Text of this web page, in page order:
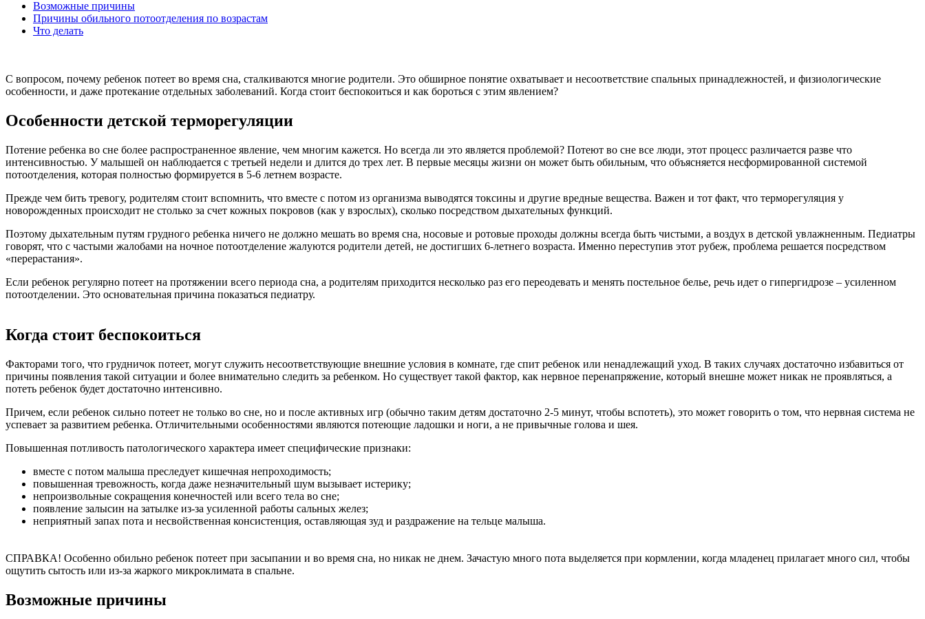
Возможные причины
Причины обильного потоотделения по возрастам
Что делать
С вопросом, почему ребенок потеет во время сна, сталкиваются многие родители. Это обширное понятие охватывает и несоответствие спальных принадлежностей, и физиологические
особенности, и даже протекание отдельных заболеваний. Когда стоит беспокоиться и как бороться с этим явлением?
Особенности детской терморегуляции
Потение ребенка во сне более распространенное явление, чем многим кажется. Но всегда ли это является проблемой? Потеют во сне все люди, этот процесс различается разве что
интенсивностью. У малышей он наблюдается с третьей недели и длится до трех лет. В первые месяцы жизни он может быть обильным, что объясняется несформированной системой
потоотделения, которая полностью формируется в 5-6 летнем возрасте.
Прежде чем бить тревогу, родителям стоит вспомнить, что вместе с потом из организма выводятся токсины и другие вредные вещества. Важен и тот факт, что терморегуляция у
новорожденных происходит не столько за счет кожных покровов (как у взрослых), сколько посредством дыхательных функций.
Поэтому дыхательным путям грудного ребенка ничего не должно мешать во время сна, носовые и ротовые проходы должны всегда быть чистыми, а воздух в детской увлажненным. Педиатры
говорят, что с частыми жалобами на ночное потоотделение жалуются родители детей, не достигших 6-летнего возраста. Именно переступив этот рубеж, проблема решается посредством
«перерастания».
Если ребенок регулярно потеет на протяжении всего периода сна, а родителям приходится несколько раз его переодевать и менять постельное белье, речь идет о гипергидрозе – усиленном
потоотделении. Это основательная причина показаться педиатру.
Когда стоит беспокоиться
Факторами того, что грудничок потеет, могут служить несоответствующие внешние условия в комнате, где спит ребенок или ненадлежащий уход. В таких случаях достаточно избавиться от
причины появления такой ситуации и более внимательно следить за ребенком. Но существует такой фактор, как нервное перенапряжение, который внешне может никак не проявляться, а
потеть ребенок будет достаточно интенсивно.
Причем, если ребенок сильно потеет не только во сне, но и после активных игр (обычно таким детям достаточно 2-5 минут, чтобы вспотеть), это может говорить о том, что нервная система не
успевает за развитием ребенка. Отличительными особенностями являются потеющие ладошки и ноги, а не привычные голова и шея.
Повышенная потливость патологического характера имеет специфические признаки:
вместе с потом малыша преследует кишечная непроходимость;
повышенная тревожность, когда даже незначительный шум вызывает истерику;
непроизвольные сокращения конечностей или всего тела во сне;
появление залысин на затылке из-за усиленной работы сальных желез;
неприятный запах пота и несвойственная консистенция, оставляющая зуд и раздражение на тельце малыша.
СПРАВКА! Особенно обильно ребенок потеет при засыпании и во время сна, но никак не днем. Зачастую много пота выделяется при кормлении, когда младенец прилагает много сил, чтобы
ощутить сытость или из-за жаркого микроклимата в спальне.
Возможные причины